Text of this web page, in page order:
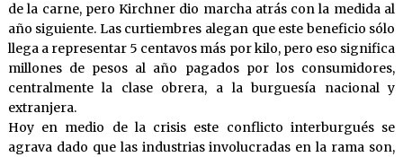
de la carne, pero Kirchner dio marcha atrás con la medida al
año siguiente. Las curtiembres alegan que este beneficio sólo
llega a representar 5 centavos más por kilo, pero eso significa
millones de pesos al año pagados por los consumidores,
centralmente la clase obrera, a la burguesía nacional y
extranjera.
Hoy en medio de la crisis este conflicto interburgués se
agrava dado que las industrias involucradas en la rama son,